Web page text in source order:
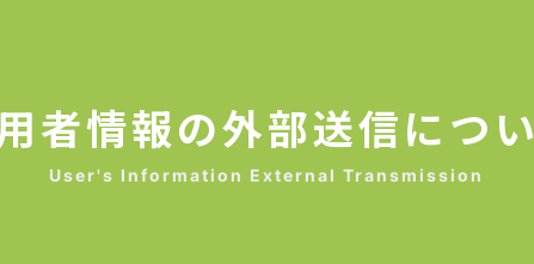
者情報の外部送信につ
User's Information External Transmission